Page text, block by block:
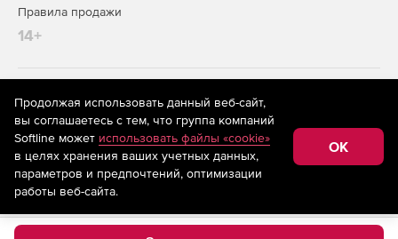
Правила продажи
14+
На информационном ресурсе store.softline.ru применяются
рекомендательные технологии
(информационные технологии
предоставления информации на основе сбора,
систематизации и анализа сведений, относящихся к
предпочтениям пользователей сети «Интернет»,
находящихся на территории Российской Федерации)
Продолжая использовать данный веб-сайт,
вы соглашаетесь с тем, что группа компаний
Softline может использовать файлы «cookie»
в целях хранения ваших учетных данных,
параметров и предпочтений, оптимизации
работы веб-сайта.
OK